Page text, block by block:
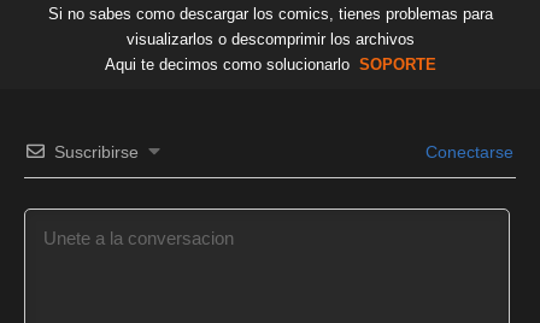
Si no sabes como descargar los comics, tienes problemas para
visualizarlos o descomprimir los archivos
Aqui te decimos como solucionarlo SOPORTE
Suscribirse Conectarse